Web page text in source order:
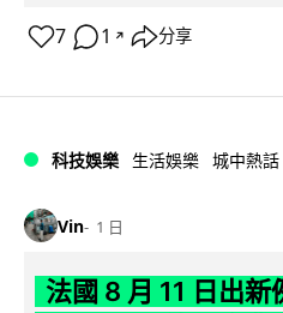
7 1 ↗ 分享
科技娛樂 生活娛樂 城中熱話
Vin 1 日
法國 8 月 11 日出新